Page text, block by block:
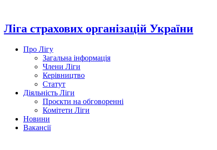
вмісту
Ліга страхових організацій України
Про Лігу
Загальна інформація
Члени Ліги
Керівництво
Статут
Діяльність Ліги
Проєкти на обговоренні
Комітети Ліги
Новини
Вакансії